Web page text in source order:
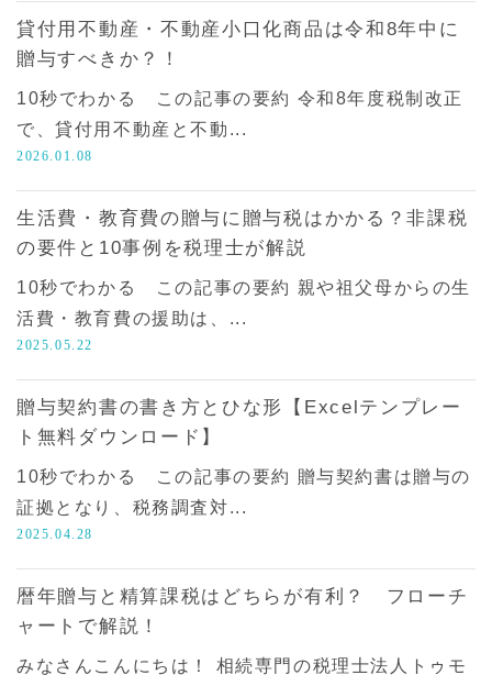
貸付用不動産・不動産小口化商品は令和8年中に
贈与すべきか？！
10秒でわかる この記事の要約 令和8年度税制改正
で、貸付用不動産と不動...
2026.01.08
生活費・教育費の贈与に贈与税はかかる？非課税
の要件と10事例を税理士が解説
10秒でわかる この記事の要約 親や祖父母からの生
活費・教育費の援助は、...
2025.05.22
贈与契約書の書き方とひな形【Excelテンプレー
ト無料ダウンロード】
10秒でわかる この記事の要約 贈与契約書は贈与の
証拠となり、税務調査対...
2025.04.28
暦年贈与と精算課税はどちらが有利？ フローチ
ャートで解説！
みなさんこんにちは！ 相続専門の税理士法人トゥモ